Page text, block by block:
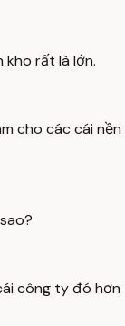
kho rất là lớn.
cho các cái nền
công ty đó hơn